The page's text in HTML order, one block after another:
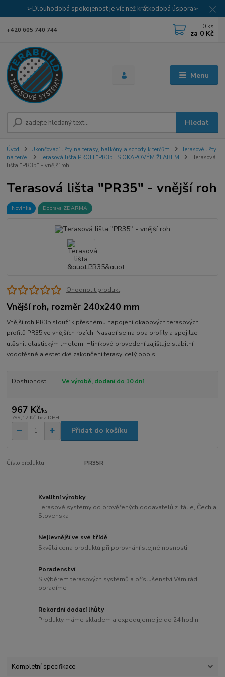
➢Dlouhodobá spokojenost je víc než krátkodobá úspora➢
Menu
Hledat
+420 605 740 744 0 ks
za 0 Kč
Úvod Ukončovací lišty na terasy, balkóny a schody k terčům
Terasové lišty
na terče
Terasová lišta PROFI "PR35" S OKAPOVÝM ŽLABEM
Terasová
lišta "PR35" - vnější roh
Terasová lišta "PR35" - vnější roh
Novinka Doprava ZDARMA
Ohodnotit produkt
Vnější roh, rozměr 240x240 mm
Vnější roh PR35 slouží k přesnému napojení okapových terasových
profilů PR35 ve vnějších rozích. Nasadí se na oba profily a spoj lze
utěsnit elastickým tmelem. Hliníkové provedení zajišťuje stabilní,
vodotěsné a estetické zakončení terasy. celý popis
Dostupnost Ve výrobě, dodaní do 10 dní
967 Kč/ks
799,17 Kč bez DPH
Přidat do košíku
Číslo produktu: PR35R
Kvalitní výrobky
Terasové systémy od prověřených dodavatelů z Itálie, Čech a
Slovenska
Nejlevnější ve své třídě
Skvělá cena produktů při porovnání stejné nosnosti
Poradenství
S výběrem terasových systémů a příslušenství Vám rádi
poradíme
Rekordní dodací lhůty
Produkty máme skladem a expedujeme je do 24 hodin
Kompletní specifikace